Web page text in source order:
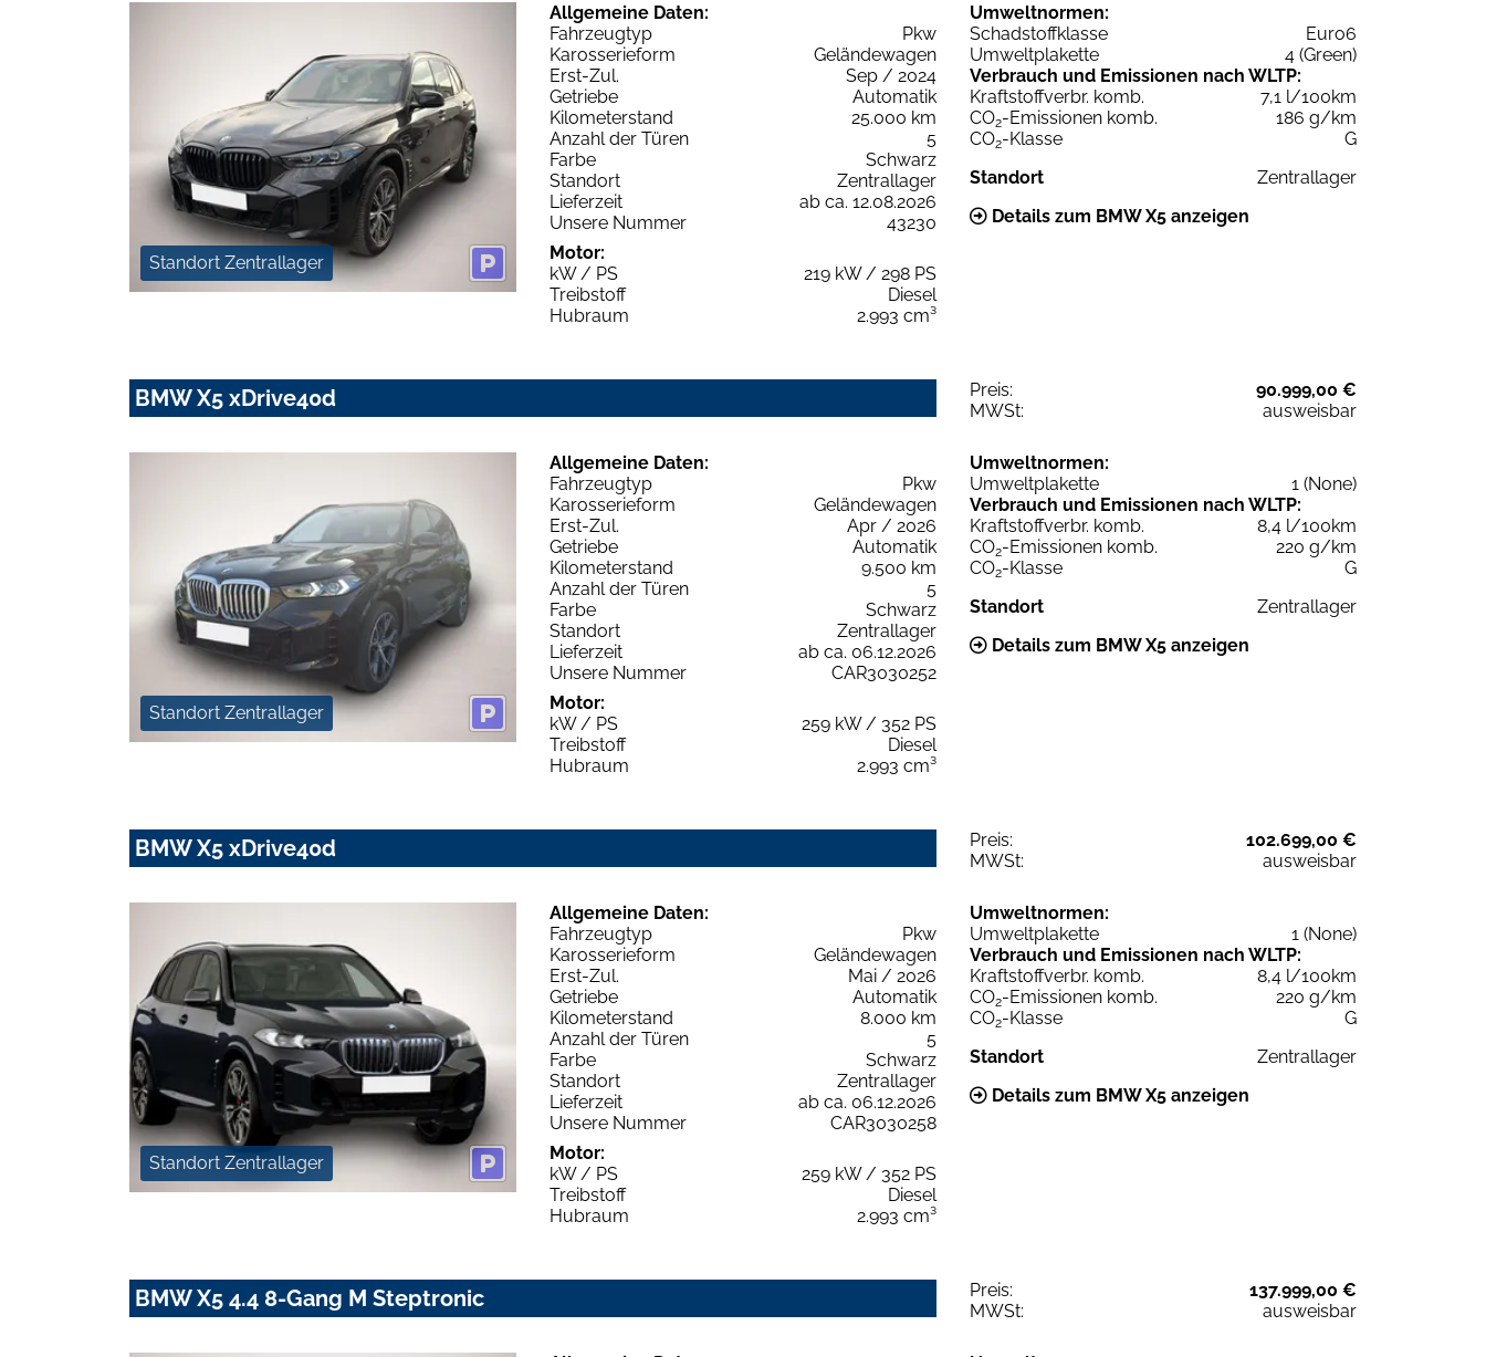
Standort Zentrallager
Allgemeine Daten:
Fahrzeugtyp
Pkw
Karosserieform
Geländewagen
Erst-Zul.
Sep / 2024
Getriebe
Automatik
Kilometerstand
25.000 km
Anzahl der Türen
5
Farbe
Schwarz
Standort
Zentrallager
Lieferzeit
ab ca. 12.08.2026
Unsere Nummer
43230
Motor:
kW / PS
219 kW / 298 PS
Treibstoff
Diesel
Hubraum
2.993 cm³
Umweltnormen:
Schadstoffklasse
Euro6
Umweltplakette
4 (Green)
Verbrauch und Emissionen nach WLTP:
Kraftstoffverbr. komb.
7,1 l/100km
CO2-Emissionen komb.
186 g/km
CO2-Klasse
G
Standort
Zentrallager
Details zum BMW X5 anzeigen
BMW X5 xDrive40d Preis:
90.999,00 €
MWSt:
ausweisbar
Standort Zentrallager
Allgemeine Daten:
Fahrzeugtyp
Pkw
Karosserieform
Geländewagen
Erst-Zul.
Apr / 2026
Getriebe
Automatik
Kilometerstand
9.500 km
Anzahl der Türen
5
Farbe
Schwarz
Standort
Zentrallager
Lieferzeit
ab ca. 06.12.2026
Unsere Nummer
CAR3030252
Motor:
kW / PS
259 kW / 352 PS
Treibstoff
Diesel
Hubraum
2.993 cm³
Umweltnormen:
Umweltplakette
1 (None)
Verbrauch und Emissionen nach WLTP:
Kraftstoffverbr. komb.
8,4 l/100km
CO2-Emissionen komb.
220 g/km
CO2-Klasse
G
Standort
Zentrallager
Details zum BMW X5 anzeigen
BMW X5 xDrive40d Preis:
102.699,00 €
MWSt:
ausweisbar
Standort Zentrallager
Allgemeine Daten:
Fahrzeugtyp
Pkw
Karosserieform
Geländewagen
Erst-Zul.
Mai / 2026
Getriebe
Automatik
Kilometerstand
8.000 km
Anzahl der Türen
5
Farbe
Schwarz
Standort
Zentrallager
Lieferzeit
ab ca. 06.12.2026
Unsere Nummer
CAR3030258
Motor:
kW / PS
259 kW / 352 PS
Treibstoff
Diesel
Hubraum
2.993 cm³
Umweltnormen:
Umweltplakette
1 (None)
Verbrauch und Emissionen nach WLTP:
Kraftstoffverbr. komb.
8,4 l/100km
CO2-Emissionen komb.
220 g/km
CO2-Klasse
G
Standort
Zentrallager
Details zum BMW X5 anzeigen
BMW X5 4.4 8-Gang M Steptronic Preis:
137.999,00 €
MWSt:
ausweisbar